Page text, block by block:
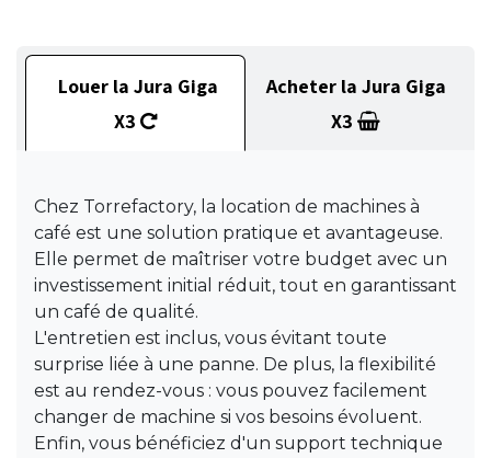
Louer la Jura Giga
X3
Acheter la Jura Giga
X3
Chez Torrefactory, la location de machines à
café est une solution pratique et avantageuse.
Elle permet de maîtriser votre budget avec un
investissement initial réduit, tout en garantissant
un café de qualité.
L'entretien est inclus, vous évitant toute
surprise liée à une panne. De plus, la flexibilité
est au rendez-vous : vous pouvez facilement
changer de machine si vos besoins évoluent.
Enfin, vous bénéficiez d'un support technique